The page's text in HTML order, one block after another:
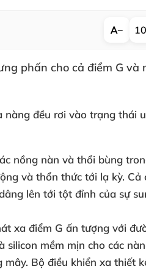
−
phấn cho cả điểm G và
nàng đều rơi vào trạng thái
nồng nàn và thổi bùng
và thổn thức tới lạ kỳ. Cả
lên tới tột đỉnh của sự
xa điểm G ấn tượng với
silicon mềm mịn cho các
mây. Bộ điều khiển xa thiết